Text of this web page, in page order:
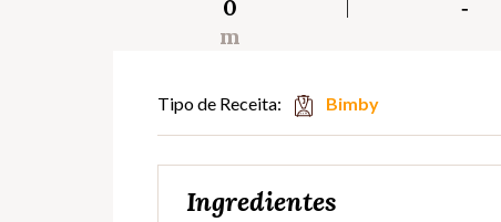
0
m
‐
Tipo de Receita: Bimby
Ingredientes